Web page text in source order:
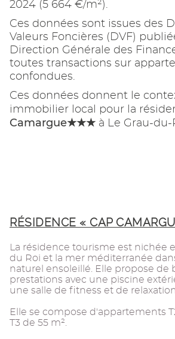
2024 (5 664 €/m²).
Ces données sont issues des
Valeurs Foncières (DVF)
Direction Générale des
toutes transactions sur
confondues.
Ces données donnent le
immobilier local pour la
Camargue★★★ à Le Grau-du-
RÉSIDENCE « CAP
La résidence tourisme est nichée
du Roi et la mer méditerranée
naturel ensoleillé. Elle propose de
prestations avec une piscine
une salle de fitness et de
Elle se compose d'appartements
T3 de 55 m².